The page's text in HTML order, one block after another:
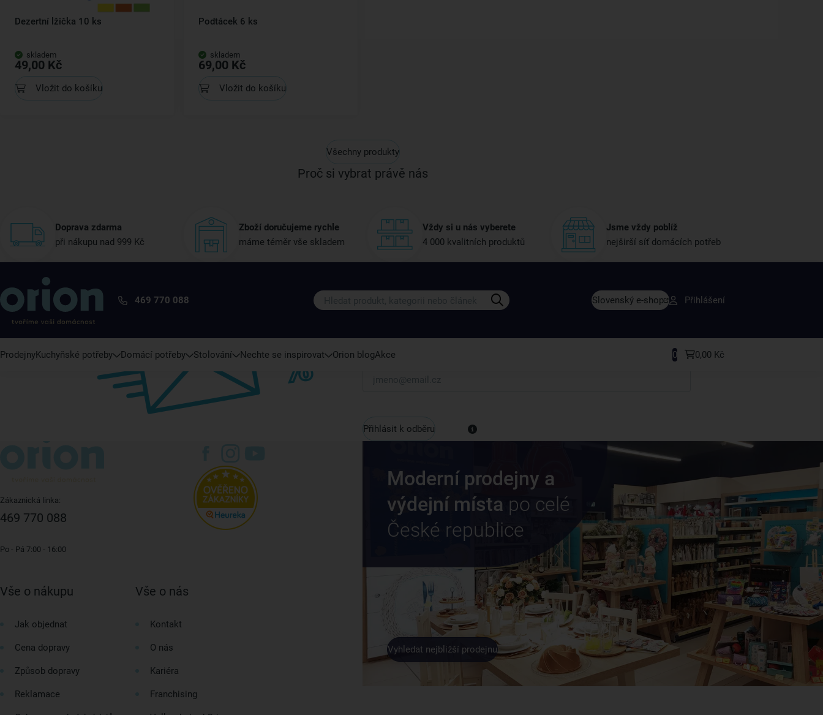
Dezertní lžička 10 ks
skladem
49,00 Kč
Vložit do košíku
Podtácek 6 ks
skladem
69,00 Kč
Vložit do košíku
Všechny produkty
Proč si vybrat právě nás
Doprava zdarma
při nákupu nad 999 Kč
Zboží doručujeme rychle
máme téměr vše skladem
Vždy si u nás vyberete
4 000 kvalitních produktů
Jsme vždy poblíž
nejširší síť domácích potřeb
469 770 088 Slovenský e-shop Přihlášení
ProdejnyKuchyňské potřeby Domácí potřeby Stolování Nechte se inspirovat Orion blogAkce 0 0,00 Kč
Přihlaste se k odběru našeho newsletteru.
Váš e-mail
Přihlásit k odběru
Moderní prodejny a
výdejní místa po celé
České republice
Vyhledat nejbližší prodejnu
Zákaznická linka:
469 770 088
Po - Pá 7:00 - 16:00
Vše o nákupu
Jak objednat
Cena dopravy
Způsob dopravy
Reklamace
Vše o nás
Kontakt
O nás
Kariéra
Franchising